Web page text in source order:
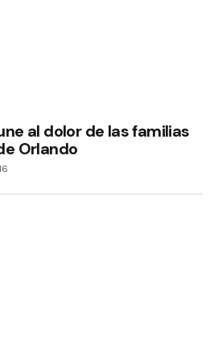
al dolor de las familias
Orlando